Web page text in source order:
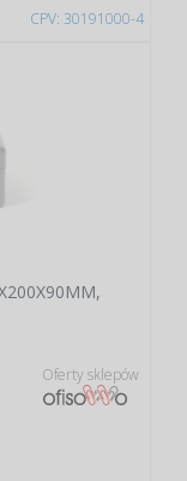
CPV: 30191000-4
Oferty sklepów